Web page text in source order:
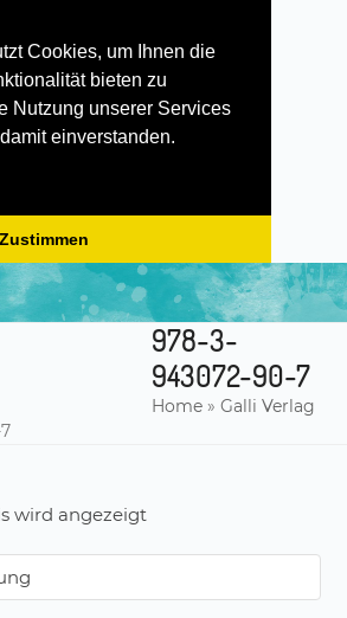
Cookies, um Ihnen die
bieten zu
Nutzung unserer Services
einverstanden.
Zustimmen
978-3-
943072-90-7
Home» Galli Verlag
wird angezeigt